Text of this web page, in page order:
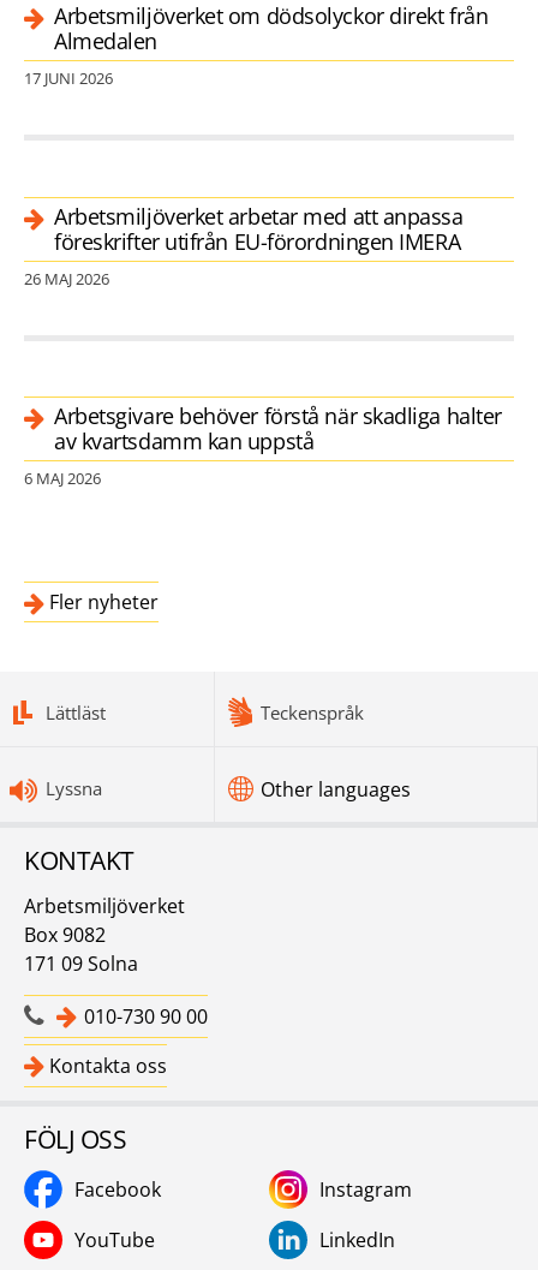
Arbetsmiljöverket om dödsolyckor direkt från
Almedalen
17 JUNI 2026
Arbetsmiljöverket arbetar med att anpassa
föreskrifter utifrån EU-förordningen IMERA
26 MAJ 2026
Arbetsgivare behöver förstå när skadliga halter
av kvartsdamm kan uppstå
6 MAJ 2026
Fler nyheter
Lättläst Teckenspråk
Lyssna Other languages
KONTAKT
Arbetsmiljöverket
Box 9082
171 09 Solna
010-730 90 00
Kontakta oss
FÖLJ OSS
Facebook
Instagram
YouTube
LinkedIn